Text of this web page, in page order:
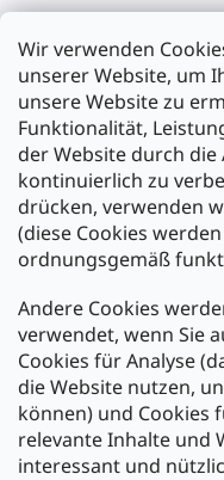
Wir verwenden
unserer Website, um
unsere Website zu
Funktionalität,
der Website durch die
kontinuierlich zu
drücken, verwenden
(diese Cookies
ordnungsgemäß
Andere Cookies
verwendet, wenn Sie
Cookies für Analyse
die Website nutzen,
können) und Cookies
relevante Inhalte und
interessant und
Filiale Ulm
Zahlung und Versand
Versand mit:
Zahlarten: